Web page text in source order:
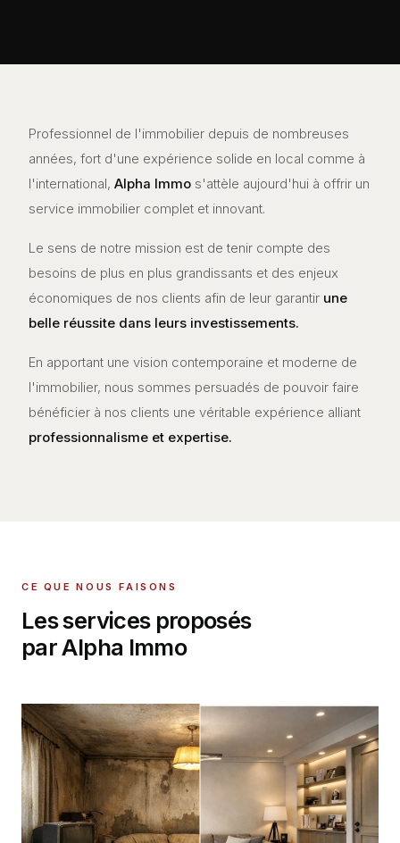
Professionnel de l'immobilier depuis de nombreuses
années, fort d'une expérience solide en local comme à
l'international, Alpha Immo s'attèle aujourd'hui à offrir un
service immobilier complet et innovant.
Le sens de notre mission est de tenir compte des
besoins de plus en plus grandissants et des enjeux
économiques de nos clients afin de leur garantir une
belle réussite dans leurs investissements.
En apportant une vision contemporaine et moderne de
l'immobilier, nous sommes persuadés de pouvoir faire
bénéficier à nos clients une véritable expérience alliant
professionnalisme et expertise.
CE QUE NOUS FAISONS
Les services proposés
par Alpha Immo